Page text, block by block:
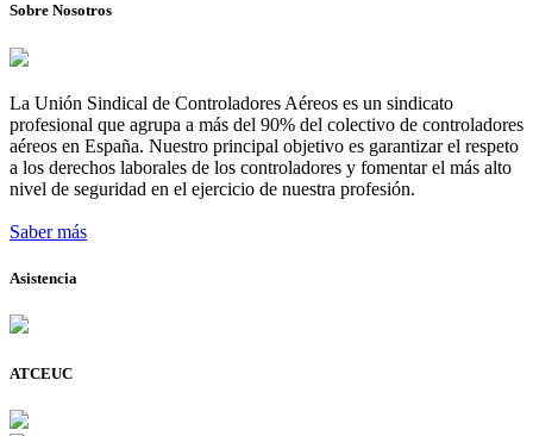
Sobre Nosotros
La Unión Sindical de Controladores Aéreos es un sindicato
profesional que agrupa a más del 90% del colectivo de controladores
aéreos en España. Nuestro principal objetivo es garantizar el respeto
a los derechos laborales de los controladores y fomentar el más alto
nivel de seguridad en el ejercicio de nuestra profesión.
Saber más
Asistencia
ATCEUC